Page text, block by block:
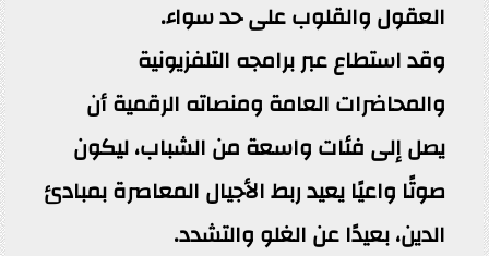
العقول والقلوب على حد سواء.
وقد استطاع عبر برامجه التلفزيونية
والمحاضرات العامة ومنصاته الرقمية أن
يصل إلى فئات واسعة من الشباب، ليكون
صوتًا واعيًا يعيد ربط الأجيال المعاصرة بمبادئ
الدين، بعيدًا عن الغلو والتشدد.